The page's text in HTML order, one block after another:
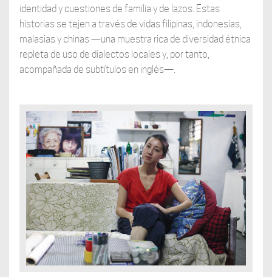
identidad y cuestiones de familia y de lazos. Estas
historias se tejen a través de vidas filipinas, indonesias,
malasias y chinas —una muestra rica de diversidad étnica
repleta de uso de dialectos locales y, por tanto,
acompañada de subtítulos en inglés—.